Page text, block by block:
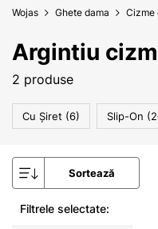
Wojas Ghete dama Cizme
2 produse
Cu Șiret (6) Slip-On
Sortează
Filtrele selectate: